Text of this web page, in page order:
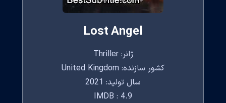
Lost Angel
ژانر: Thriller
کشور سازنده: United Kingdom
سال تولید: 2021
IMDB : 4.9